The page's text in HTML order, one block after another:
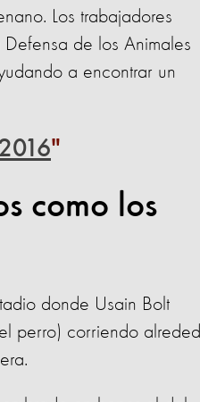
Los trabajadores
de los Animales
a encontrar un
como los
donde Usain Bolt
perro) corriendo